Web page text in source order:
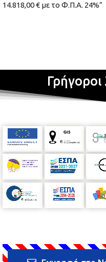
14.818,00 € με το Φ.Π.Α. 24%”